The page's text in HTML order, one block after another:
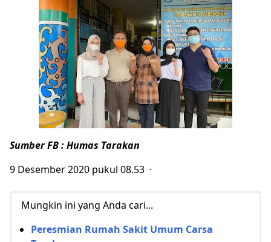
Sumber FB : Humas Tarakan
9 Desember 2020 pukul 08.53 ·
Mungkin ini yang Anda cari...
Peresmian Rumah Sakit Umum Carsa